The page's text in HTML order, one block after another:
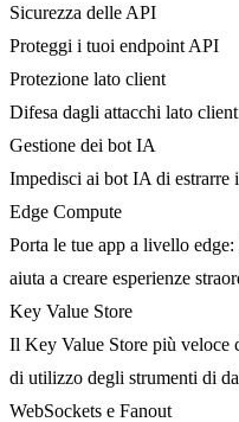
Sicurezza delle API
Proteggi i tuoi endpoint API
Protezione lato client
Difesa dagli attacchi lato client
Gestione dei bot IA
Impedisci ai bot IA di estrarre
Edge Compute
Porta le tue app a livello
aiuta a creare esperienze
Key Value Store
Il Key Value Store più veloce
di utilizzo degli strumenti di
WebSockets e Fanout